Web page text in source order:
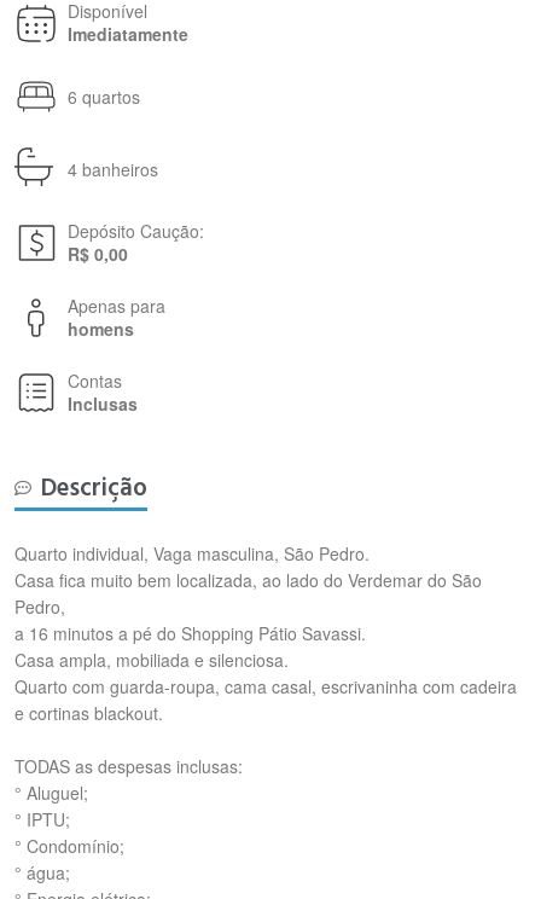
Disponível
Imediatamente
6 quartos
4 banheiros
Depósito Caução:
R$ 0,00
Apenas para
homens
Contas
Inclusas
Descrição
Quarto individual, Vaga masculina, São Pedro.
Casa fica muito bem localizada, ao lado do Verdemar do São
Pedro,
a 16 minutos a pé do Shopping Pátio Savassi.
Casa ampla, mobiliada e silenciosa.
Quarto com guarda-roupa, cama casal, escrivaninha com cadeira
e cortinas blackout.
TODAS as despesas inclusas:
° Aluguel;
° IPTU;
° Condomínio;
° água;